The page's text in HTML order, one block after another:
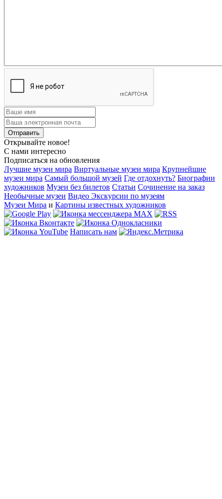
Открывайте новое!
С нами интересно
Подписаться на обновления
Лучшие музеи мира Виртуальные музеи мира Крупнейшие
музеи мира Самый большой музей Где отдохнуть? Биографии
художников Музеи без билетов Статьи Сочинение на заказ
Необычные музеи Видео Экскурсии по музеям
Музеи Мира и Картины известных художников
Написать нам